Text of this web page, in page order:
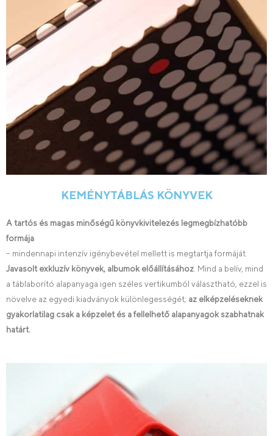
KEMÉNYTÁBLÁS KÖNYVEK
A tartós és magas minőségű könyvkivitelezés legmegbízhatóbb
formája
– mindennapi intenzív igénybevétel mellett is megtartja formáját.
Javasolt exkluzív könyvek, albumok előállításához . Mind a belív, mind
a táblaborító alapanyaga igen széles vertikumból választható, ezzel is
növelve az egyedi kiadványok különlegességét; az elképzeléseknek
gyakorlatilag csak a képzelet és a fellelhető alapanyagok szabhatnak
határt.